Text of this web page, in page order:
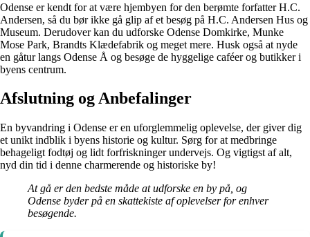
Odense er kendt for at være hjembyen for den berømte forfatter H.C.
Andersen, så du bør ikke gå glip af et besøg på H.C. Andersen Hus og
Museum. Derudover kan du udforske Odense Domkirke, Munke
Mose Park, Brandts Klædefabrik og meget mere. Husk også at nyde
en gåtur langs Odense Å og besøge de hyggelige caféer og butikker i
byens centrum.
Afslutning og Anbefalinger
En byvandring i Odense er en uforglemmelig oplevelse, der giver dig
et unikt indblik i byens historie og kultur. Sørg for at medbringe
behageligt fodtøj og lidt forfriskninger undervejs. Og vigtigst af alt,
nyd din tid i denne charmerende og historiske by!
At gå er den bedste måde at udforske en by på, og
Odense byder på en skattekiste af oplevelser for enhver
besøgende.